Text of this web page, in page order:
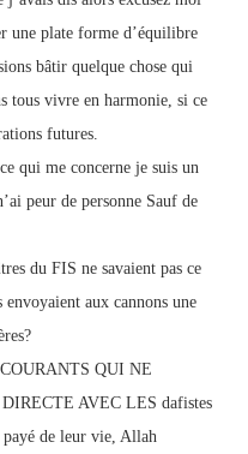
une plate forme d’équilibre
bâtir quelque chose qui
tous vivre en harmonie, si ce
futures.
qui me concerne je suis un
peur de personne Sauf de
du FIS ne savaient pas ce
aux cannons une
QUI NE
AVEC LES dafistes
de leur vie, Allah